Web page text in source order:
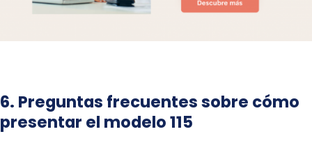
6. Preguntas frecuentes sobre cómo
presentar el modelo 115